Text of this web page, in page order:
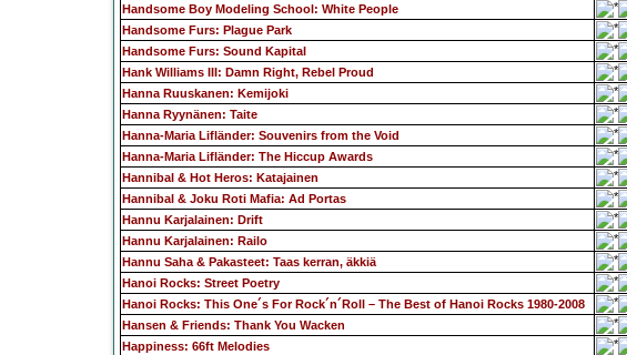
Handsome Boy Modeling School: White People
Handsome Furs: Plague Park
Handsome Furs: Sound Kapital
Hank Williams III: Damn Right, Rebel Proud
Hanna Ruuskanen: Kemijoki
Hanna Ryynänen: Taite
Hanna-Maria Lifländer: Souvenirs from the Void
Hanna-Maria Lifländer: The Hiccup Awards
Hannibal & Hot Heros: Katajainen
Hannibal & Joku Roti Mafia: Ad Portas
Hannu Karjalainen: Drift
Hannu Karjalainen: Railo
Hannu Saha & Pakasteet: Taas kerran, äkkiä
Hanoi Rocks: Street Poetry
Hanoi Rocks: This One´s For Rock´n´Roll – The Best of Hanoi Rocks 1980-2008
Hansen & Friends: Thank You Wacken
Happiness: 66ft Melodies